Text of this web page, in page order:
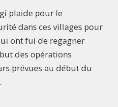
plaide pour le
dans ces villages pour
ont fui de regagner
des opérations
prévues au début du